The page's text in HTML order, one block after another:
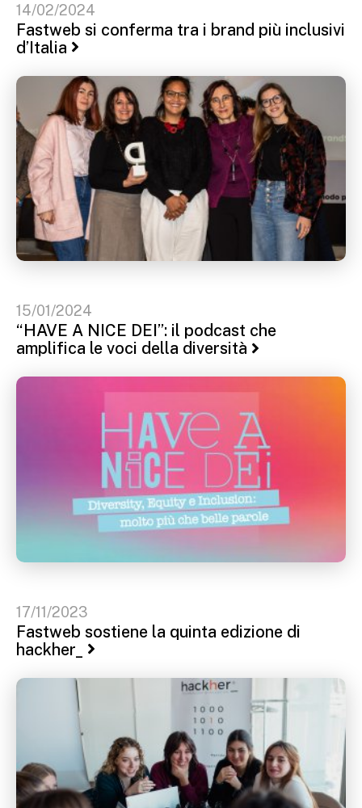
14/02/2024
Fastweb si conferma tra i brand più inclusivi
d’Italia
15/01/2024
“HAVE A NICE DEI”: il podcast che
amplifica le voci della diversità
17/11/2023
Fastweb sostiene la quinta edizione di
hackher_